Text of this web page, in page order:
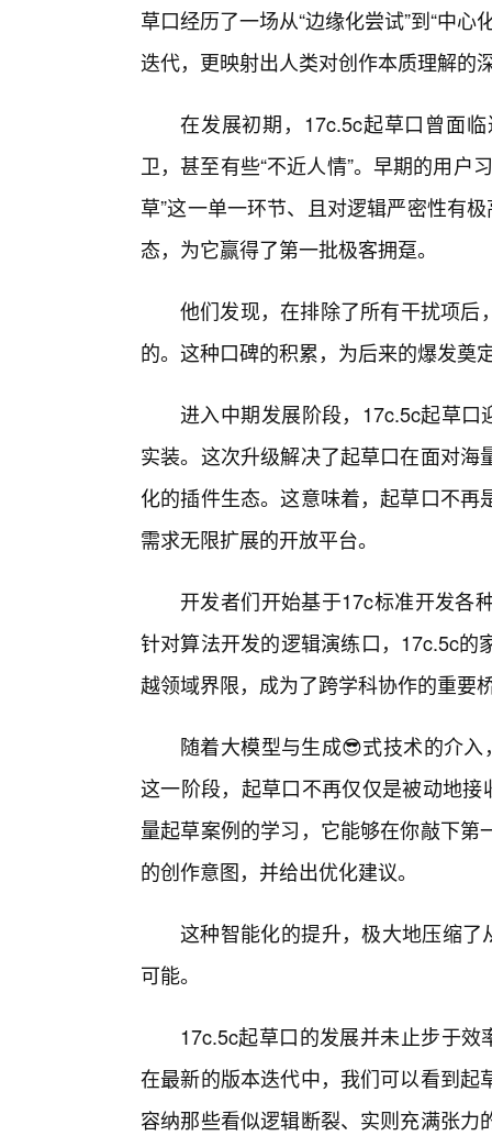
草口经历了一场从“边缘化尝试”到“中
迭代，更映射出人类对创作本质理解的
在发展初期，17c.5c起草口曾面
卫，甚至有些“不近人情”。早期的用户
草”这一单一环节、且对逻辑严密性有
态，为它赢得了第一批极客拥趸。
他们发现，在排除了所有干扰项
的。这种口碑的积累，为后来的爆发奠
进入中期发展阶段，17c.5c起草
实装。这次升级解决了起草口在面对
化的插件生态。这意味着，起草口不
需求无限扩展的开放平台。
开发者们开始基于17c标准开发各
针对算法开发的逻辑演练口，17c.5c
越领域界限，成为了跨学科协作的重要
随着大模型与生成😎式技术的介
这一阶段，起草口不再仅仅是被动地
量起草案例的学习，它能够在你敲下
的创作意图，并给出优化建议。
这种智能化的提升，极大地压缩了
可能。
17c.5c起草口的发展并未止步于效
在最新的版本迭代中，我们可以看到
容纳那些看似逻辑断裂、实则充满张